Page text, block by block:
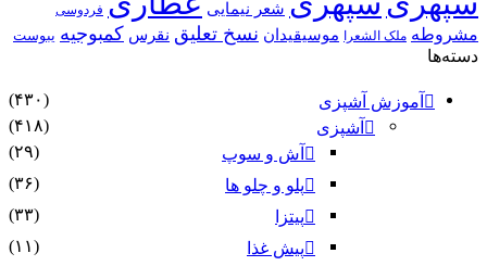
شعر نیمایی فردوسی
مشروطه ملک الشعرا موسیقیدان نسخ تعلیق نقرس کمبوجیه یبوست
دسته‌ها
آموزش آشپزی
(۴۳۰)
آشپزی
(۴۱۸)
آش و سوپ
(۲۹)
پلو و چلو ها
(۳۶)
پیتزا
(۳۳)
پیش غذا
(۱۱)